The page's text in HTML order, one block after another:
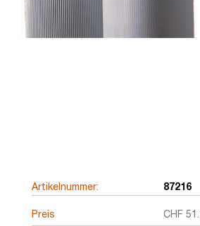
Artikelnummer: 87216
Preis CHF